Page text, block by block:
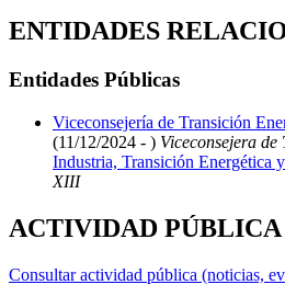
ENTIDADES
Entidades Públicas
Viceconsejería de Transición
(11/12/2024 - ) Viceconsejera
Industria, Transición Energética
XIII
ACTIVIDAD PÚBLICA
Consultar actividad pública (noticias,